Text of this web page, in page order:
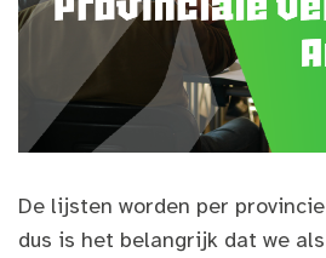
De lijsten worden per
dus is het belangrijk dat we